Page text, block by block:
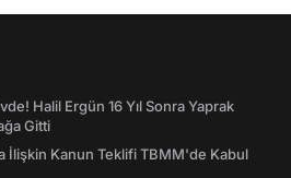
Halil Ergün 16 Yıl Sonra Yaprak
Gitti
İlişkin Kanun Teklifi TBMM'de Kabul